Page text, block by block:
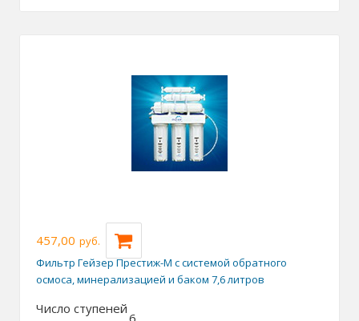
457,00 руб.
Фильтр Гейзер Престиж-М с системой обратного
осмоса, минерализацией и баком 7,6 литров
Число ступеней
6